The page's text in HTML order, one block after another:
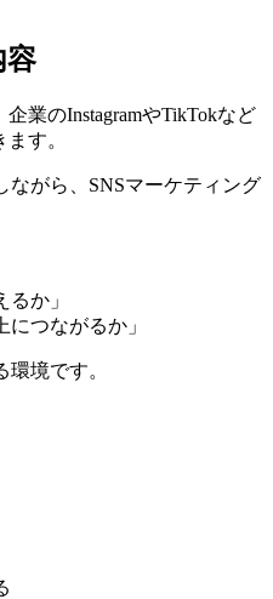
容
業のInstagramやTikTokなど
す。
がら、SNSマーケティング
か」
につながるか」
境です。